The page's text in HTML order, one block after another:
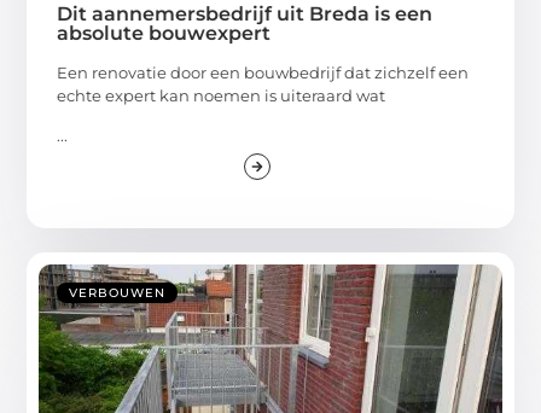
Dit aannemersbedrijf uit Breda is een
absolute bouwexpert
Een renovatie door een bouwbedrijf dat zichzelf een
echte expert kan noemen is uiteraard wat
...
VERBOUWEN